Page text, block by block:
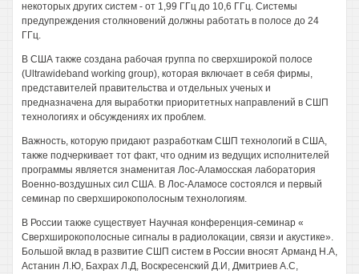
некоторых других систем - от 1,99 ГГц до 10,6 ГГц. Системы
предупреждения столкновений должны работать в полосе до 24
ГГц.
В США также создана рабочая группа по сверхширокой полосе
(Ultrawideband working group), которая включает в себя фирмы,
представителей правительства и отдельных ученых и
предназначена для выработки приоритетных направлений в СШП
технологиях и обсуждениях их проблем.
Важность, которую придают разработкам СШП технологий в США,
также подчеркивает тот факт, что одним из ведущих исполнителей
программы является знаменитая Лос-Аламосская лаборатория
Военно-воздушных сил США. В Лос-Аламосе состоялся и первый
семинар по сверхширокополосным технологиям.
В России также существует Научная конференция-семинар «
Сверхширокополосные сигналы в радиолокации, связи и акустике».
Большой вклад в развитие СШП систем в России вносят Арманд Н.А,
Астанин Л.Ю, Бахрах Л.Д, Воскресенский Д.И, Дмитриев А.С,